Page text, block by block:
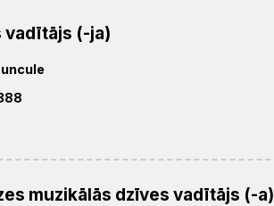
vadītājs (-ja)
muzikālās dzīves vadītājs (-a)